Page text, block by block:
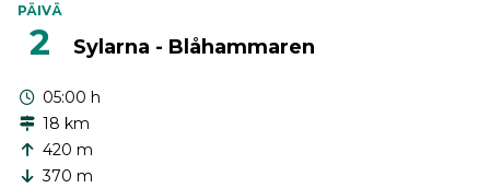
PÄIVÄ
2 Sylarna - Blåhammaren
05:00 h
18 km
420 m
370 m